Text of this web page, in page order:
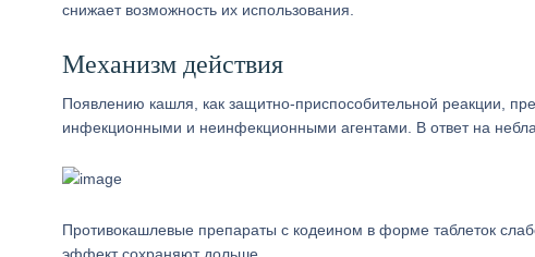
снижает возможность их использования.
Механизм действия
Появлению кашля, как защитно-приспособительной реакции,
инфекционными и неинфекционными агентами. В ответ на
Противокашлевые препараты с кодеином в форме таблеток